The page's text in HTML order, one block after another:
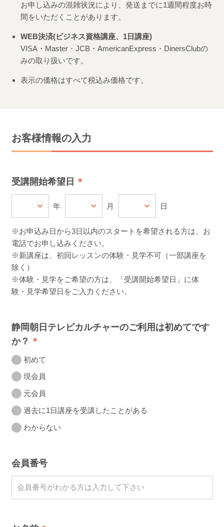
お申し込みの混雑状況により、発送までに1週間程度お時
間をいただくことがあります。
WEB決済(ビジネス資格講座、1日講座)
VISA・Master・JCB・AmericanExpress・DinersClubの
みの取り扱いです。
表示の価格はすべて税込み価格です。
お客様情報の入力
受講開始希望日
年 月 日
※お申込み日から3日以内のスタートを希望される方は、お
電話でお申し込みください。
※新講座は、初回レッスンの体験・見学不可（一部講座を
除く）
※体験・見学をご希望の方は、「受講開始希望日」に体
験・見学希望日をご入力ください。
静岡朝日テレビカルチャーのご利用は初めてです
か？
初めて
現会員
元会員
過去に1日講座を受講したことがある
わからない
会員番号